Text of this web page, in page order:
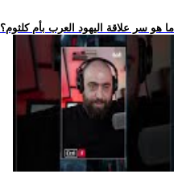
.. ما هو سر علاقة اليهود العرب بأم كلثوم؟